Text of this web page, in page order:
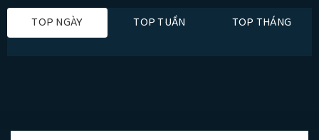
TOP NGÀY TOP TUẦN TOP THÁNG